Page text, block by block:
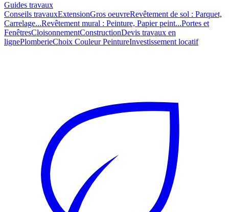
Guides travaux
Conseils travauxExtensionGros oeuvreRevêtement de sol : Parquet,
Carrelage...Revêtement mural : Peinture, Papier peint...Portes et
FenêtresCloisonnementConstructionDevis travaux en
lignePlomberieChoix Couleur PeintureInvestissement locatif